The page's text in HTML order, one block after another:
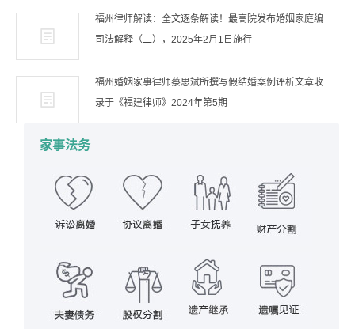
福州律师解读：全文逐条解读！最高院发布婚姻家庭编
司法解释（二），2025年2月1日施行
福州婚姻家事律师蔡思斌所撰写假结婚案例评析文章收
录于《福建律师》2024年第5期
家事法务